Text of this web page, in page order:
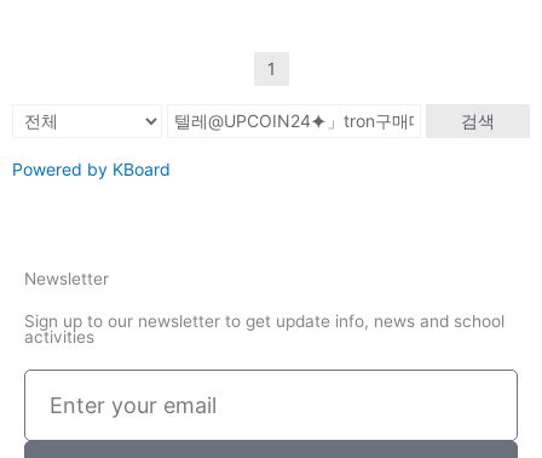
1
검색
Powered by KBoard
Newsletter
Sign up to our newsletter to get update info, news and school
activities
your
email